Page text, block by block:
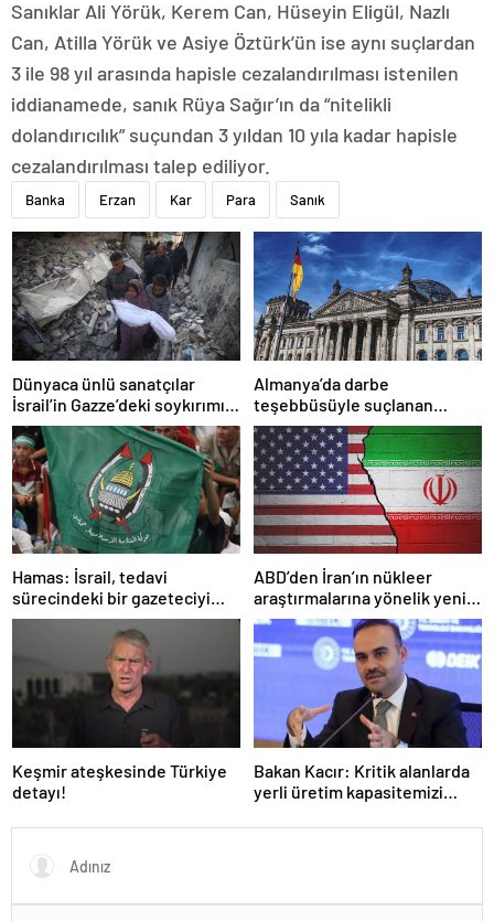
Sanıklar Ali Yörük, Kerem Can, Hüseyin Eligül, Nazlı
Can, Atilla Yörük ve Asiye Öztürk’ün ise aynı suçlardan
3 ile 98 yıl arasında hapisle cezalandırılması istenilen
iddianamede, sanık Rüya Sağır’ın da “nitelikli
dolandırıcılık” suçundan 3 yıldan 10 yıla kadar hapisle
cezalandırılması talep ediliyor.
Banka Erzan Kar Para Sanık
Dünyaca ünlü sanatçılar
İsrail’in Gazze’deki soykırımını
kınadı
Almanya’da darbe
teşebbüsüyle suçlanan
örgüte ait dernek yasaklandı
Hamas: İsrail, tedavi
sürecindeki bir gazeteciyi
öldürerek savaş suçu
ABD’den İran’ın nükleer
araştırmalarına yönelik yeni
yaptırımlar
Keşmir ateşkesinde Türkiye
detayı!
Bakan Kacır: Kritik alanlarda
yerli üretim kapasitemizi